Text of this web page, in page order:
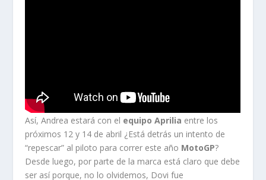
Así, Andrea estará con el equipo Aprilia entre los
próximos 12 y 14 de abril ¿Está detrás un intento de
“repescar” al piloto para correr este año MotoGP?
Desde luego, por parte de la marca está claro que debe
ser así porque, no lo olvidemos, Dovi fue